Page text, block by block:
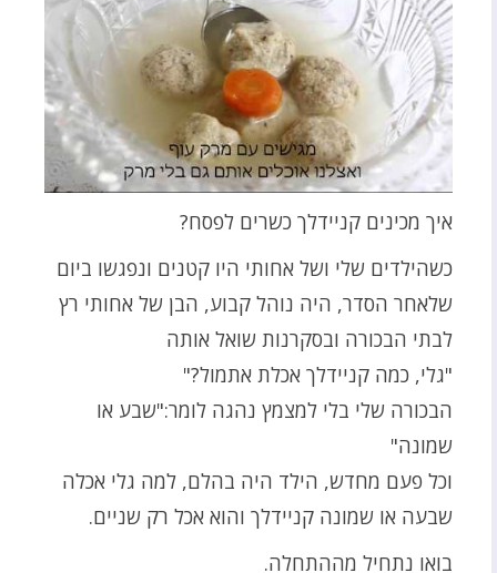
איך מכינים קניידלך כשרים לפסח?
כשהילדים שלי ושל אחותי היו קטנים ונפגשו ביום
שלאחר הסדר, היה נוהל קבוע, הבן של אחותי רץ
לבתי הבכורה ובסקרנות שואל אותה
"גלי, כמה קניידלך אכלת אתמול?"
הבכורה שלי בלי למצמץ נהגה לומר:"שבע או
שמונה"
וכל פעם מחדש, הילד היה בהלם, למה גלי אכלה
שבעה או שמונה קניידלך והוא אכל רק שניים.
בואו נתחיל מההתחלה.